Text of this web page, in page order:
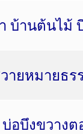
บ้านต้นไม้
ายหมายธร
อบึงขวางต